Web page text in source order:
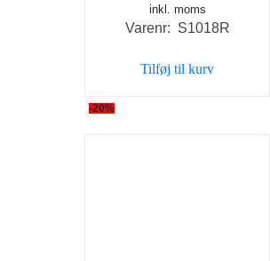
oprindelige
pris
149,00 kr..
inkl. moms
Varenr: S1018R
Tilføj til kurv
-20%